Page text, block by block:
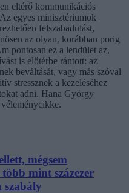
eltérő kommunikációs
egyes minisztériumok
felszabadulást,
az olyan, korábban porig
pontosan ez a lendület az,
is előtérbe rántott: az
beváltását, vagy más szóval
stressznek a kezeléséhez
adni. Hana György
mégsem
mint százezer
szabály